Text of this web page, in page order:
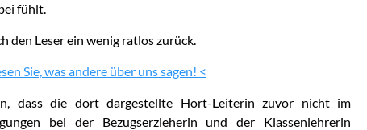
fühlt.
den Leser ein wenig ratlos zurück.
Sie, was andere über uns sagen! <
dass die dort dargestellte Hort-Leiterin zuvor nicht im
bei der Bezugserzieherin und der Klassenlehrerin